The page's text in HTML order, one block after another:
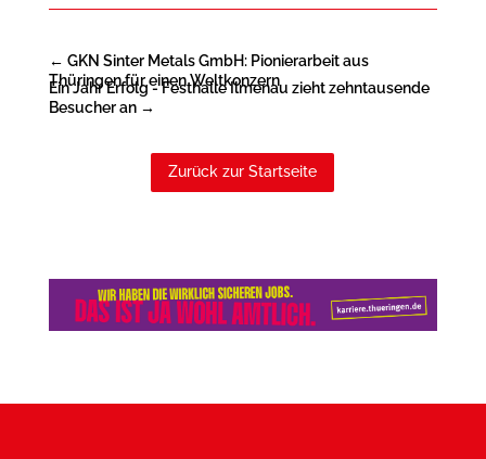
← GKN Sinter Metals GmbH: Pionierarbeit aus
Thüringen für einen Weltkonzern
Ein Jahr Erfolg - Festhalle Ilmenau zieht zehntausende
Besucher an→
Zurück zur Startseite